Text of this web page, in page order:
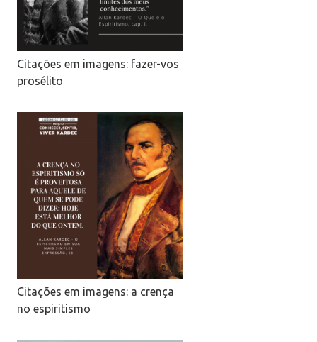
Citações em imagens: fazer-vos
prosélito
Citações em imagens: a crença
no espiritismo